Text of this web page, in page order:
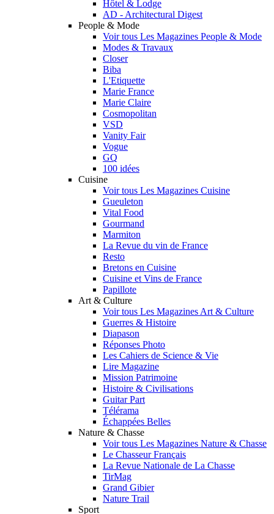
Hôtel & Lodge
AD - Architectural Digest
People & Mode
Voir tous Les Magazines People & Mode
Modes & Travaux
Closer
Biba
L'Etiquette
Marie France
Marie Claire
Cosmopolitan
VSD
Vanity Fair
Vogue
GQ
100 idées
Cuisine
Voir tous Les Magazines Cuisine
Gueuleton
Vital Food
Gourmand
Marmiton
La Revue du vin de France
Resto
Bretons en Cuisine
Cuisine et Vins de France
Papillote
Art & Culture
Voir tous Les Magazines Art & Culture
Guerres & Histoire
Diapason
Réponses Photo
Les Cahiers de Science & Vie
Lire Magazine
Mission Patrimoine
Histoire & Civilisations
Guitar Part
Télérama
Échappées Belles
Nature & Chasse
Voir tous Les Magazines Nature & Chasse
Le Chasseur Français
La Revue Nationale de La Chasse
TirMag
Grand Gibier
Nature Trail
Sport